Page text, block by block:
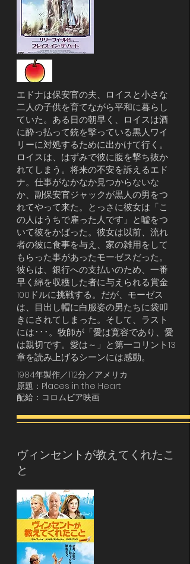
エドナは保安官の夫、ロイスと小さな
二人の子供を育てながら平和に暮らし
ていた。ある日の朝早く、ロイスは酒
に酔っ払って銃を撃っている黒人ワイ
リーに対処するために出かけて行く。
ロイスは、はずみで彼に腹を撃ち抜か
れてしまう。将来の不安を訴えるエド
ナ。仕事がなかなか見つからないな
か、副保安官ジャックが黒人の男をつ
れてやって来た。とっさに彼女は「こ
の人はうちで雇った人です」と嘘をつ
いて彼をかばった。彼女は以前、流れ
者の彼に食事を与え、家の雑用をして
もらった事があったモーゼスだった。
彼らは、銀行への支払いのため、一番
早く綿を収穫した者に与えられる賞金
100ドルに挑戦する。だが、モーゼス
は、目出し帽に白服姿の男たちに袋叩
きにされてしまった。そして、ラスト
には･･･。牧師が「愛は寛容であり、愛
は親切です。愛は～」と第一コリント13
章を読み上げるシーンには感動。
1984年製作／112分／アメリカ
原題：Places in the Heart
配給：コロムビア映画
ヴィンセントが教えてくれたこ
と